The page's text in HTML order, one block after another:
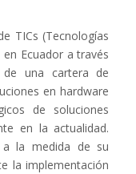
TICs (Tecnologías
Ecuador a través
de una cartera de
en hardware
de soluciones
en la actualidad.
a la medida de su
la implementación